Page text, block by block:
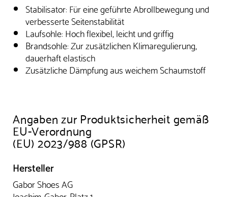
Stabilisator: Für eine geführte Abrollbewegung und
verbesserte Seitenstabilität
Laufsohle: Hoch flexibel, leicht und griffig
Brandsohle: Zur zusätzlichen Klimaregulierung,
dauerhaft elastisch
Zusätzliche Dämpfung aus weichem Schaumstoff
Angaben zur Produktsicherheit gemäß
EU-Verordnung
(EU) 2023/988 (GPSR)
Hersteller
Gabor Shoes AG